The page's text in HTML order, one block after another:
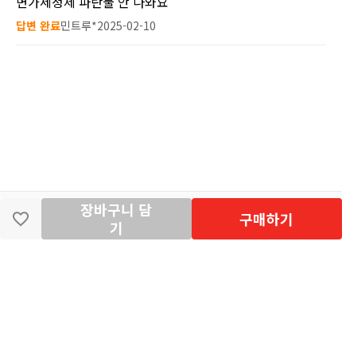
답변 완료민트루*2025-02-10
장바구니 담
기
구매하기
딴지마켓이용약관개인정보처리방침
공지사항